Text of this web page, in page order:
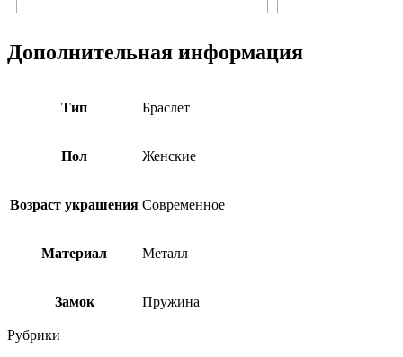
Дополнительная информация
Тип Браслет
Пол Женские
Возраст украшения Современное
Материал Металл
Замок Пружина
Рубрики